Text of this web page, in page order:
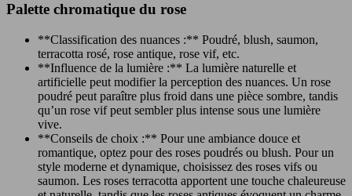
Palette chromatique du rose
**Classification des nuances :** Poudré, blush, saumon,
terracotta rosé, rose antique, rose vif, etc.
**Influence de la lumière :** La lumière naturelle et
artificielle peut modifier la perception des nuances. Un rose
poudré peut paraître plus froid dans une pièce sombre, tandis
qu’un rose vif peut sembler plus intense sous une lumière
vive.
**Conseils de choix :** Pour une ambiance douce et
romantique, optez pour des roses poudrés ou blush. Pour un
style moderne et dynamique, choisissez des roses vifs ou
saumon. Les roses terracotta apportent une touche chaleureuse